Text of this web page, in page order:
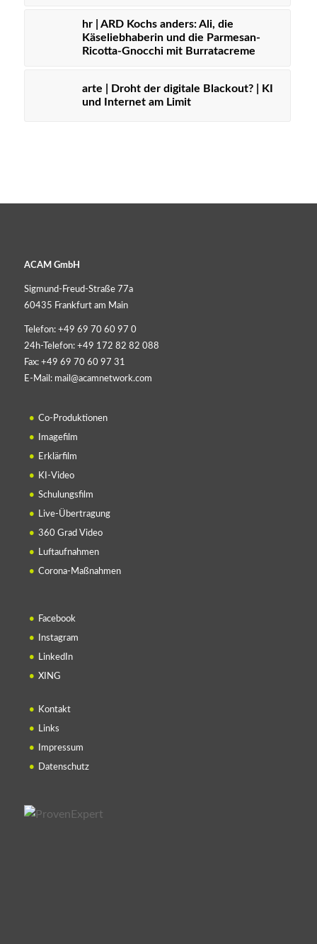
hr | ARD Kochs anders: Ali, die
Käseliebhaberin und die Parmesan-
Ricotta-Gnocchi mit Burratacreme
arte | Droht der digitale Blackout? | KI
und Internet am Limit
ACAM GmbH
Sigmund-Freud-Straße 77a
60435 Frankfurt am Main
Telefon: +49 69 70 60 97 0
24h-Telefon: +49 172 82 82 088
Fax: +49 69 70 60 97 31
E-Mail: mail@acamnetwork.com
Facebook
Instagram
LinkedIn
XING
Kontakt
Links
Impressum
Datenschutz
Co-Produktionen
Imagefilm
Erklärfilm
KI-Video
Schulungsfilm
Live-Übertragung
360 Grad Video
Luftaufnahmen
Corona-Maßnahmen